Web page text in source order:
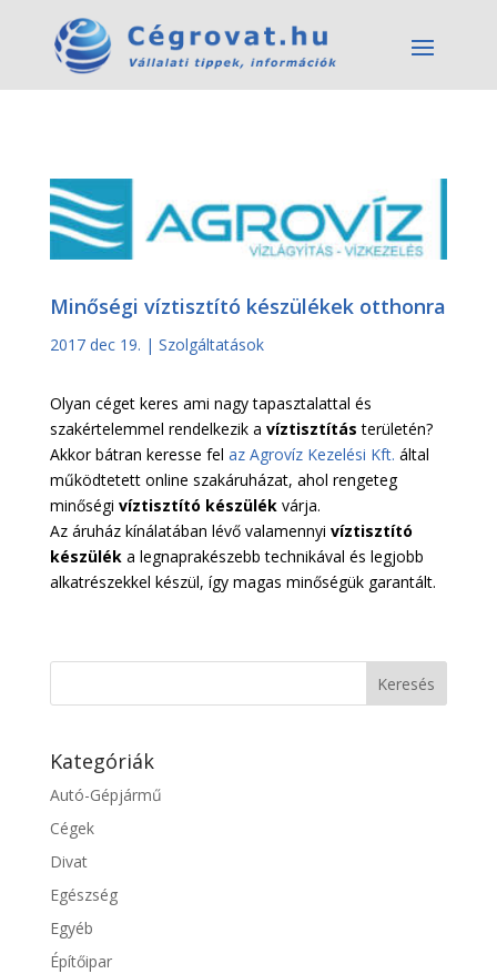
Minőségi víztisztító készülékek otthonra
2017 dec 19. | Szolgáltatások
Olyan céget keres ami nagy tapasztalattal és
szakértelemmel rendelkezik a víztisztítás területén?
Akkor bátran keresse fel az Agrovíz Kezelési Kft. által
működtetett online szakáruházat, ahol rengeteg
minőségi víztisztító készülék várja.
Az áruház kínálatában lévő valamennyi víztisztító
készüléka legnaprakészebb technikával és legjobb
alkatrészekkel készül, így magas minőségük garantált.
Kategóriák
Autó-Gépjármű
Cégek
Divat
Egészség
Egyéb
Építőipar